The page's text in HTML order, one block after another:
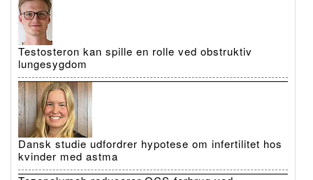
Testosteron kan spille en rolle ved obstruktiv
lungesygdom
Dansk studie udfordrer hypotese om infertilitet hos
kvinder med astma